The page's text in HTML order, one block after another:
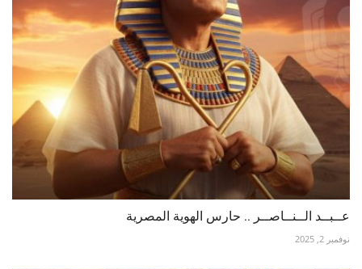
عــبــد الــنــاصــر .. حارس الهوية المصرية
نوفمبر 2, 2025